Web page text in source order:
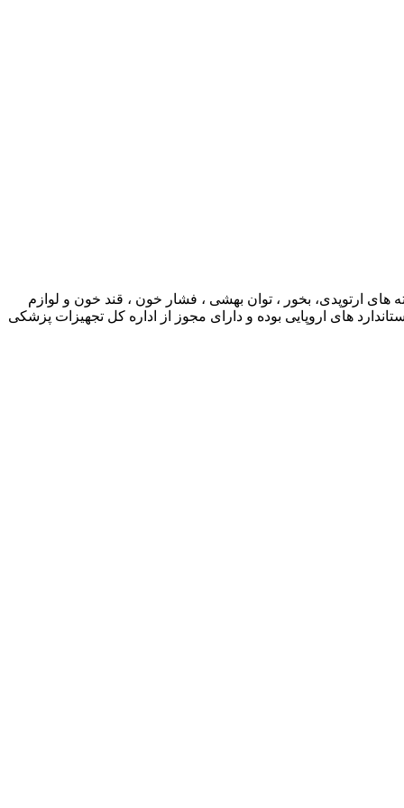
ارتوپدی، بخور ، توان بهشی ، فشار خون ، قند خون و لوازم
های اروپایی بوده و دارای مجوز از اداره کل تجهیزات پزشکی